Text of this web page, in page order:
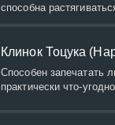
способна
Клинок Тоцука
Способен запечатать
практически что-